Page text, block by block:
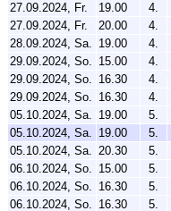
27.09.2024, Fr.
19.00 4.
27.09.2024, Fr.
20.00 4.
28.09.2024, Sa. 19.00 4.
29.09.2024, So. 15.00 4.
29.09.2024, So. 16.30 4.
29.09.2024, So. 16.30 4.
05.10.2024, Sa. 19.00 5.
05.10.2024, Sa. 19.00 5.
05.10.2024, Sa. 20.30 5.
06.10.2024, So. 15.00 5.
06.10.2024, So. 16.30 5.
06.10.2024, So. 16.30 5.